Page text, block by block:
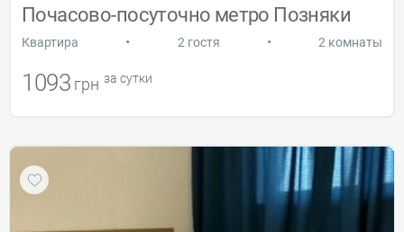
Почасово-посуточно метро Позняки
Квартира • 2 гостя • 2 комнаты
1093 грн за сутки